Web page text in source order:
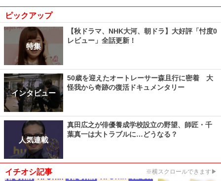
ピックアップ
特集
【秋ドラマ、NHK大河、朝ドラ】大好評「忖度0
レビュー」全話更新！
インタビュー
50歳を迎えたオートレーサー森且行に密着 大
怪我から奇跡の復活ドキュメンタリー
人気連載
真田広之が俳優養成学校設立の野望、師匠・千
葉真一は大トラブルに…どうなる？
イチオシ記事 ※横スクロールできます▶